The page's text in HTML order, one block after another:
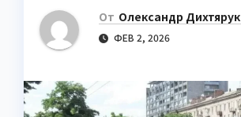
От Олександр Дихтярук
ФЕВ 2, 2026